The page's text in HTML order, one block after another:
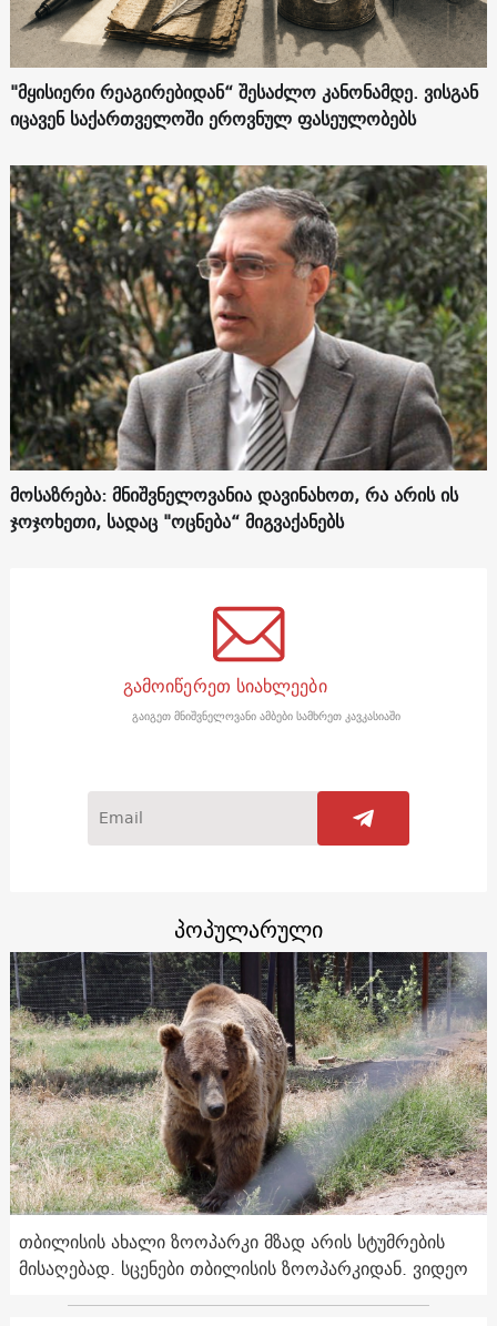
"მყისიერი რეაგირებიდან“ შესაძლო კანონამდე. ვისგან
იცავენ საქართველოში ეროვნულ ფასეულობებს
მოსაზრება: მნიშვნელოვანია დავინახოთ, რა არის ის
ჯოჯოხეთი, სადაც "ოცნება“ მიგვაქანებს
გამოიწერეთ სიახლეები
გაიგეთ მნიშვნელოვანი ამბები სამხრეთ კავკასიაში
პოპულარული
თბილისის ახალი ზოოპარკი მზად არის სტუმრების
მისაღებად. სცენები თბილისის ზოოპარკიდან. ვიდეო